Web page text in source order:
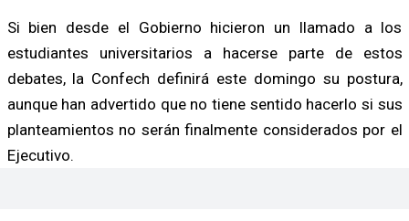
Si bien desde el Gobierno hicieron un llamado a los
estudiantes universitarios a hacerse parte de estos
debates, la Confech definirá este domingo su postura,
aunque han advertido que no tiene sentido hacerlo si sus
planteamientos no serán finalmente considerados por el
Ejecutivo.